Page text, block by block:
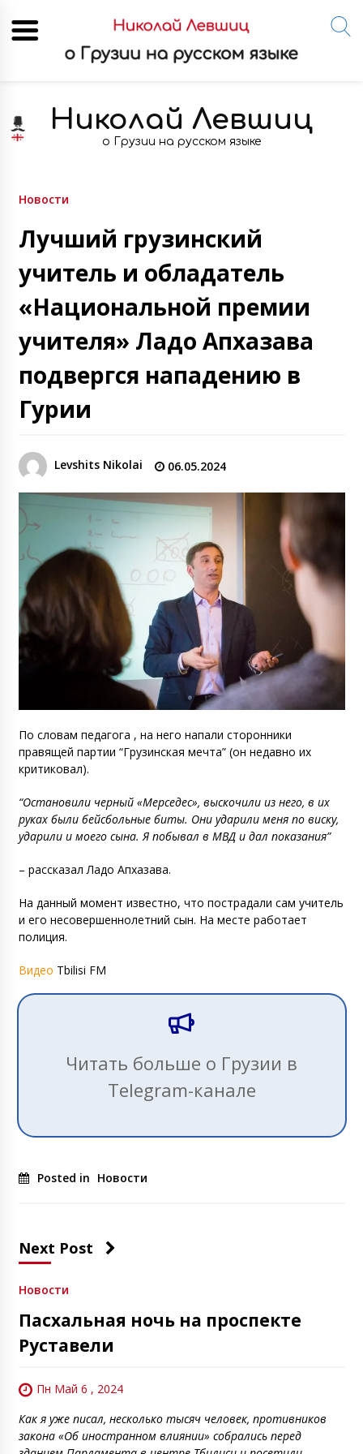
content
Николай Левшиц
о Грузии на русском языке
Новости
Лучший грузинский
учитель и обладатель
«Национальной премии
учителя» Ладо Апхазава
подвергся нападению в
Гурии
Levshits Nikolai 06.05.2024
По словам педагога , на него напали сторонники
правящей партии “Грузинская мечта” (он недавно их
критиковал).
“Остановили черный «Мерседес», выскочили из него, в их
руках были бейсбольные биты. Они ударили меня по виску,
ударили и моего сына. Я побывал в МВД и дал показания”
– рассказал Ладо Апхазава.
На данный момент известно, что пострадали сам учитель
и его несовершеннолетний сын. На месте работает
полиция.
Видео Tbilisi FM
Читать больше о Грузии в
Telegram-канале
Posted in Новости
Next Post
Новости
Пасхальная ночь на проспекте
Руставели
Пн Май 6 , 2024
Как я уже писал, несколько тысяч человек, противников
закона «Об иностранном влиянии» собрались перед